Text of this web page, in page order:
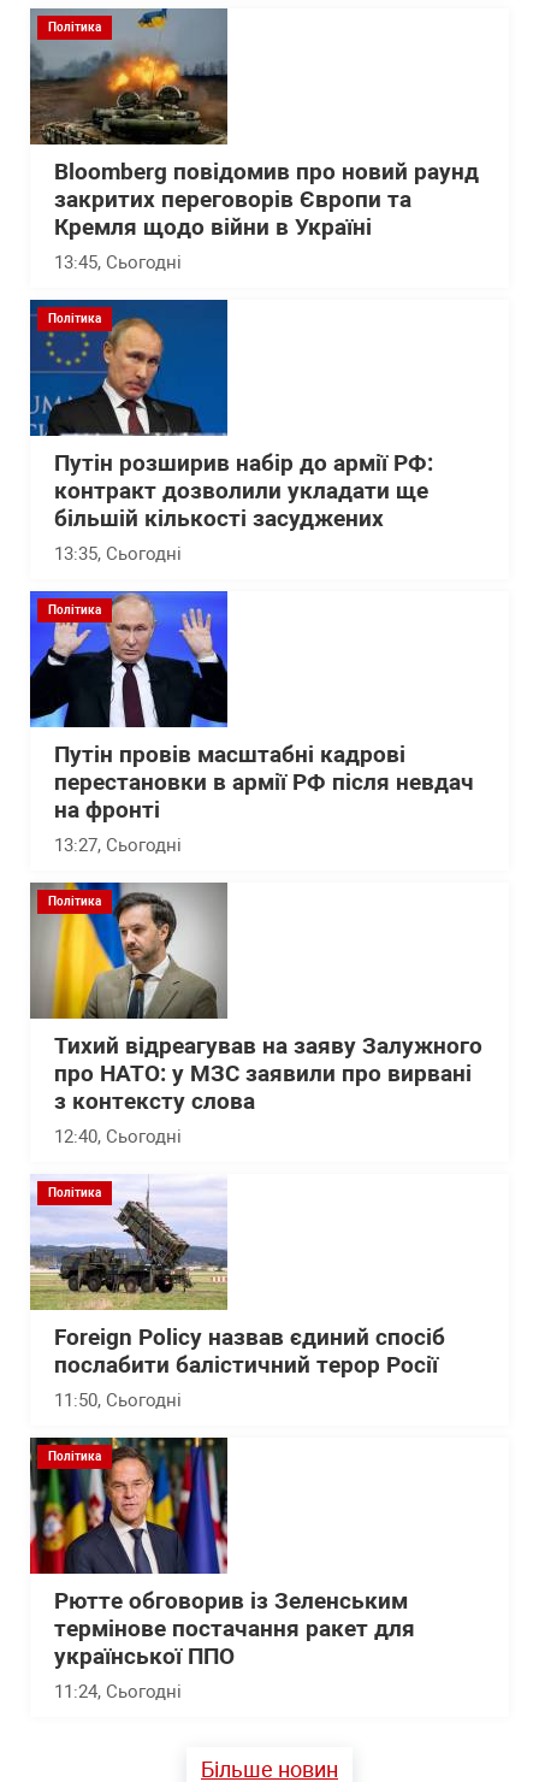
Політика
Bloomberg повідомив про новий раунд
закритих переговорів Європи та
Кремля щодо війни в Україні
13:45, Сьогодні
Політика
Путін розширив набір до армії РФ:
контракт дозволили укладати ще
більшій кількості засуджених
13:35, Сьогодні
Політика
Путін провів масштабні кадрові
перестановки в армії РФ після невдач
на фронті
13:27, Сьогодні
Політика
Тихий відреагував на заяву Залужного
про НАТО: у МЗС заявили про вирвані
з контексту слова
12:40, Сьогодні
Політика
Foreign Policy назвав єдиний спосіб
послабити балістичний терор Росії
11:50, Сьогодні
Політика
Рютте обговорив із Зеленським
термінове постачання ракет для
української ППО
11:24, Сьогодні
Більше новин